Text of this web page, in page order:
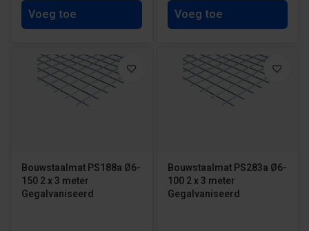
Voeg toe Voeg toe
Bouwstaalmat PS188a Ø6-
150 2 x 3 meter
Gegalvaniseerd
Bouwstaalmat PS283a Ø6-
100 2 x 3 meter
Gegalvaniseerd